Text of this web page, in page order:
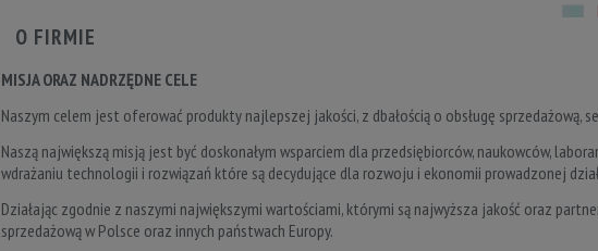
O FIRMIE
MISJA ORAZ NADRZĘDNE CELE
Naszym celem jest oferować produkty najlepszej jakości, z dbałością o obsługę sprzedażową,
Naszą największą misją jest być doskonałym wsparciem dla przedsiębiorców, naukowców,
wdrażaniu technologii i rozwiązań które są decydujące dla rozwoju i ekonomii prowadzonej
Działając zgodnie z naszymi największymi wartościami, którymi są najwyższa jakość oraz
sprzedażową w Polsce oraz innych państwach Europy.